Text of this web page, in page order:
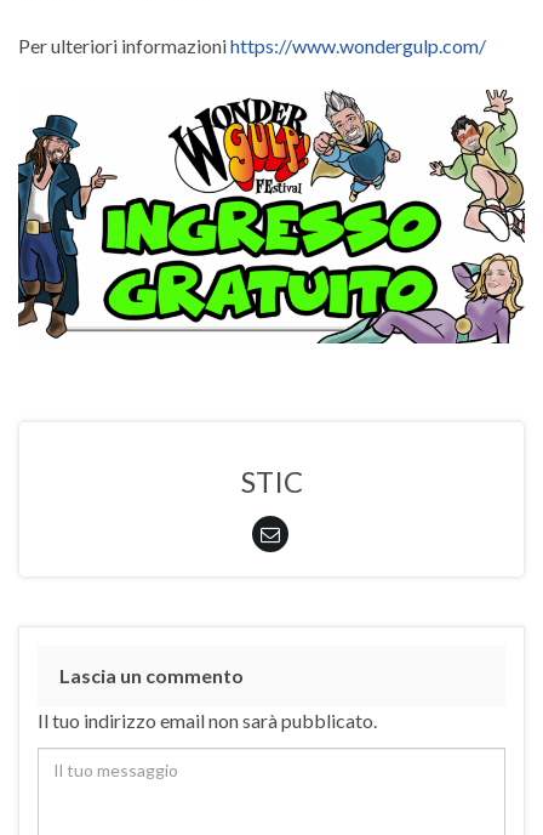
Per ulteriori informazionihttps://www.wondergulp.com/
STIC
Lascia un commento
Il tuo indirizzo email non sarà pubblicato.